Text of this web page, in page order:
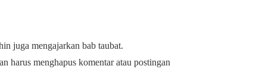
juga mengajarkan bab taubat.
harus menghapus komentar atau postingan